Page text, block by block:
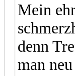
Mein
denn
man